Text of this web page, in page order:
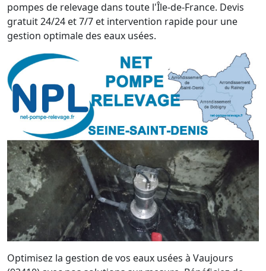
pompes de relevage dans toute l'Île-de-France. Devis
gratuit 24/24 et 7/7 et intervention rapide pour une
gestion optimale des eaux usées.
Optimisez la gestion de vos eaux usées à Vaujours